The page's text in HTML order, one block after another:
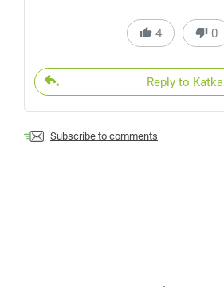
4 0
Reply to Katka
Subscribe to comments